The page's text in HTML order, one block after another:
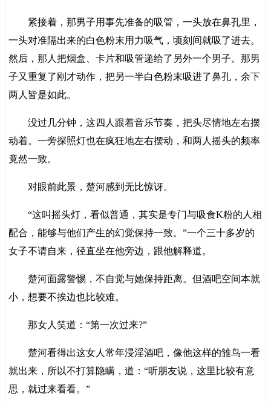
紧接着，那男子用事先准备的吸管，一头放在鼻孔里，
一头对准隔出来的白色粉末用力吸气，顷刻间就吸了进去。
然后，那人把烟盒、卡片和吸管递给了另外一个男子。那男
子又重复了刚才动作，把另一半白色粉末吸进了鼻孔，余下
两人皆是如此。
没过几分钟，这四人跟着音乐节奏，把头尽情地左右摆
动着。一旁探照灯也在疯狂地左右摆动，和两人摇头的频率
竟然一致。
对眼前此景，楚河感到无比惊讶。
“这叫摇头灯，看似普通，其实是专门与吸食K粉的人相
配合，能够与他们产生的幻觉保持一致。”一个三十多岁的
女子不请自来，径直坐在他旁边，跟他解释道。
楚河面露警惕，不自觉与她保持距离。但酒吧空间本就
小，想要不挨边也比较难。
那女人笑道：“第一次过来?”
楚河看得出这女人常年浸淫酒吧，像他这样的雏鸟一看
就出来，所以不打算隐瞒，道：“听朋友说，这里比较有意
思，就过来看看。”